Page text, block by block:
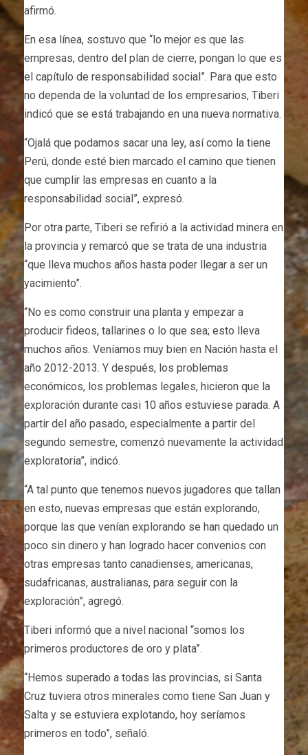
afirmó.
En esa línea, sostuvo que “lo mejor es que las
empresas, dentro del plan de cierre, pongan lo que es
el capítulo de responsabilidad social”. Para que esto
no dependa de la voluntad de los empresarios, Tiberi
indicó que se está trabajando en una nueva normativa.
“Ojalá que podamos sacar una ley, así como la tiene
Perú, donde esté bien marcado el camino que tienen
que cumplir las empresas en cuanto a la
responsabilidad social”, expresó.
Por otra parte, Tiberi se refirió a la actividad minera en
la provincia y remarcó que se trata de una industria
“que lleva muchos años hasta poder llegar a ser un
yacimiento”.
“No es como construir una planta y empezar a
producir fideos, tallarines o lo que sea; esto lleva
muchos años. Veníamos muy bien en Nación hasta el
año 2012-2013. Y después, los problemas
económicos, los problemas legales, hicieron que la
exploración durante casi 10 años estuviese parada. A
partir del año pasado, especialmente a partir del
segundo semestre, comenzó nuevamente la actividad
exploratoria”, indicó.
“A tal punto que tenemos nuevos jugadores que tallan
en esto, nuevas empresas que están explorando,
porque las que venían explorando se han quedado un
poco sin dinero y han logrado hacer convenios con
otras empresas tanto canadienses, americanas,
sudafricanas, australianas, para seguir con la
exploración”, agregó.
Tiberi informó que a nivel nacional “somos los
primeros productores de oro y plata”.
“Hemos superado a todas las provincias, si Santa
Cruz tuviera otros minerales como tiene San Juan y
Salta y se estuviera explotando, hoy seríamos
primeros en todo”, señaló.